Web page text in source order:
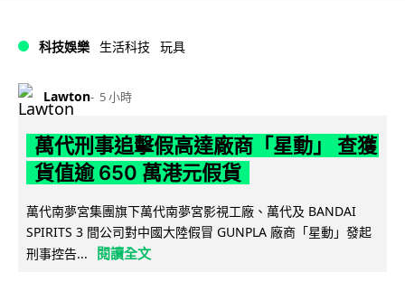
科技娛樂 生活科技 玩具
Lawton 5 小時
萬代刑事追擊假高達廠商「星動」 查獲
貨值逾 650 萬港元假貨
萬代南夢宮集團旗下萬代南夢宮影視工廠、萬代及 BANDAI
SPIRITS 3 間公司對中國大陸假冒 GUNPLA 廠商「星動」發起
刑事控告...
閱讀全文